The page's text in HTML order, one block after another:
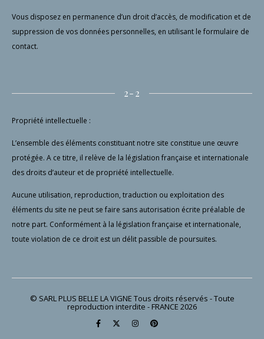
Vous disposez en permanence d’un droit d’accès, de modification et de
suppression de vos données personnelles, en utilisant le formulaire de
contact.
2-2
Propriété intellectuelle :
L’ensemble des éléments constituant notre site constitue une œuvre
protégée. A ce titre, il relève de la législation française et internationale
des droits d’auteur et de propriété intellectuelle.
Aucune utilisation, reproduction, traduction ou exploitation des
éléments du site ne peut se faire sans autorisation écrite préalable de
notre part. Conformément à la législation française et internationale,
toute violation de ce droit est un délit passible de poursuites.
© SARL PLUS BELLE LA VIGNE Tous droits réservés - Toute
reproduction interdite - FRANCE 2026